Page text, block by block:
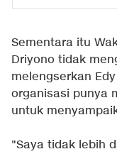
Sementara itu
Driyono tidak
melengserkan
organisasi punya
untuk
"Saya tidak lebih